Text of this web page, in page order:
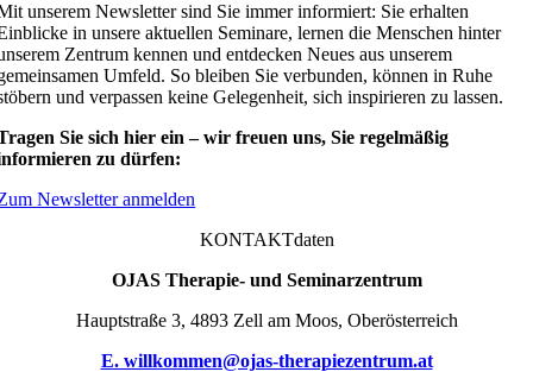
unserem Newsletter sind Sie immer informiert: Sie erhalten
in unsere aktuellen Seminare, lernen die Menschen hinter
Zentrum kennen und entdecken Neues aus unserem
Umfeld. So bleiben Sie verbunden, können in Ruhe
und verpassen keine Gelegenheit, sich inspirieren zu lassen.
Sie sich hier ein – wir freuen uns, Sie regelmäßig
zu dürfen:
Newsletter anmelden
KONTAKTdaten
OJAS Therapie- und Seminarzentrum
Hauptstraße 3, 4893 Zell am Moos, Oberösterreich
E. willkommen@ojas-therapiezentrum.at